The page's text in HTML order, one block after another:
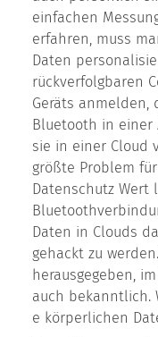
einfachen
erfahren, muss
Daten
rückverfolgbaren
Geräts anmelden,
Bluetooth in einer
sie in einer Cloud
größte Problem
Datenschutz Wert
Daten in Clouds
gehackt zu
herausgegeben,
auch bekanntlich.
e körperlichen